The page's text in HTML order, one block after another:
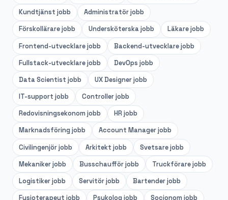
Kundtjänst jobb Administratörjobb
Förskollärarejobb Undersköterskajobb Läkarejobb
Frontend-utvecklarejobb Backend-utvecklarejobb
Fullstack-utvecklarejobb DevOps jobb
Data Scientist jobb UX Designerjobb
IT-support jobb Controllerjobb
Redovisningsekonom jobb HR jobb
Marknadsföring jobb Account Managerjobb
Civilingenjörjobb Arkitekt jobb Svetsarejobb
Mekanikerjobb Busschaufförjobb Truckförarejobb
Logistikerjobb Servitörjobb Bartenderjobb
Fysioterapeut jobb Psykolog jobb Socionom jobb